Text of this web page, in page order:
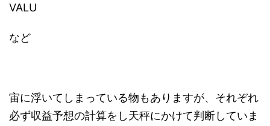
VALU
など
宙に浮いてしまっている物もありますが、それぞれ
必ず収益予想の計算をし天秤にかけて判断していま